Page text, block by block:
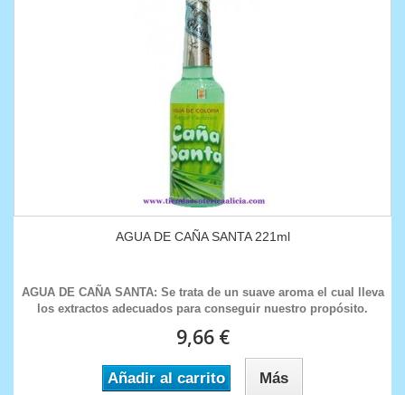
AGUA DE CAÑA SANTA 221ml
AGUA DE CAÑA SANTA: Se trata de un suave aroma el cual lleva
los extractos adecuados para conseguir nuestro propósito.
9,66 €
Añadir al carrito Más